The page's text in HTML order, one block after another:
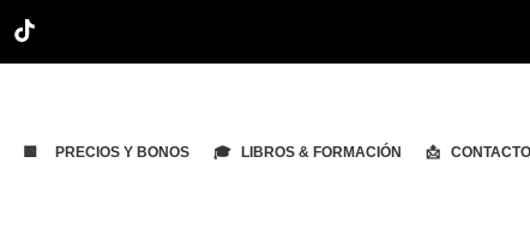
🟨 PRECIOS Y BONOS 🎓 LIBROS & FORMACIÓN 📩 CONTACTO